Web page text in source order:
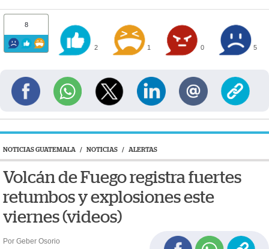
8
2 1 0 5
NOTICIAS GUATEMALA / NOTICIAS / ALERTAS
Volcán de Fuego registra fuertes
retumbos y explosiones este
viernes (videos)
Por Geber Osorio